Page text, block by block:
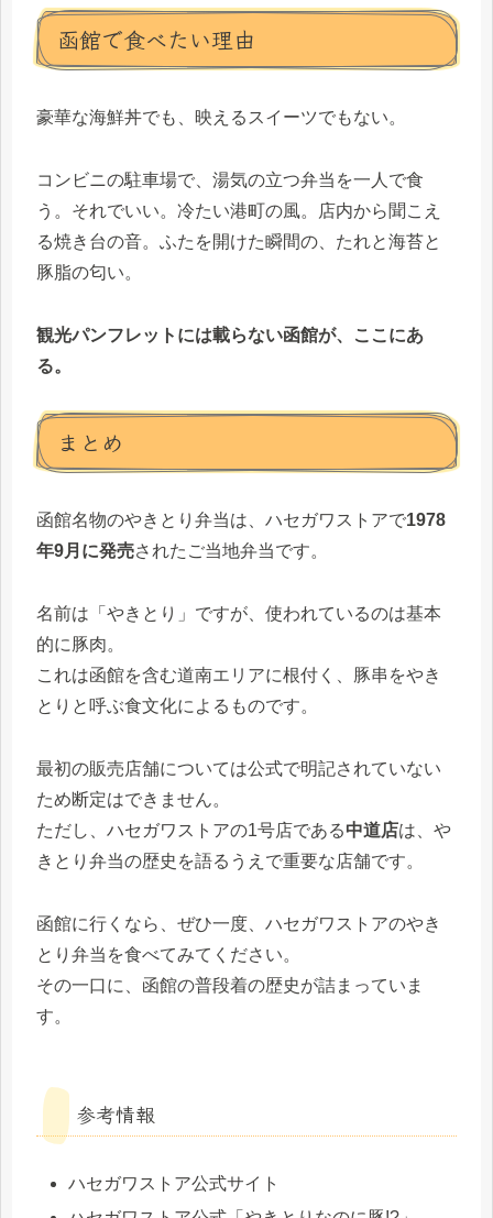
函館で食べたい理由
豪華な海鮮丼でも、映えるスイーツでもない。
コンビニの駐車場で、湯気の立つ弁当を一人で食
う。それでいい。冷たい港町の風。店内から聞こえ
る焼き台の音。ふたを開けた瞬間の、たれと海苔と
豚脂の匂い。
観光パンフレットには載らない函館が、ここにあ
る。
まとめ
函館名物のやきとり弁当は、ハセガワストアで1978
年9月に発売されたご当地弁当です。
名前は「やきとり」ですが、使われているのは基本
的に豚肉。
これは函館を含む道南エリアに根付く、豚串をやき
とりと呼ぶ食文化によるものです。
最初の販売店舗については公式で明記されていない
ため断定はできません。
ただし、ハセガワストアの1号店である中道店は、や
きとり弁当の歴史を語るうえで重要な店舗です。
函館に行くなら、ぜひ一度、ハセガワストアのやき
とり弁当を食べてみてください。
その一口に、函館の普段着の歴史が詰まっていま
す。
参考情報
ハセガワストア公式サイト